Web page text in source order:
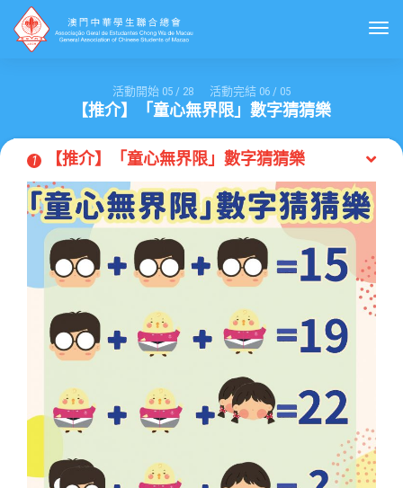
活動開始 05 / 28 活動完結 06 / 05
【推介】「童心無界限」數字猜猜樂
1 【推介】「童心無界限」數字猜猜樂